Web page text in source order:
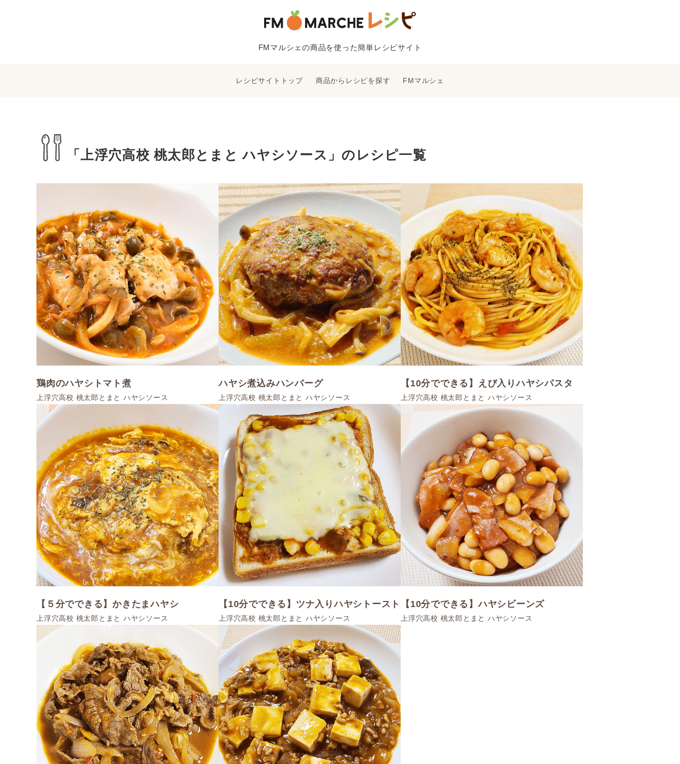
FMマルシェの商品を使った簡単レシピサイト
レシピサイトトップ 商品からレシピを探す FMマルシェ
「上浮穴高校 桃太郎とまと ハヤシソース」のレシピ一覧
鶏肉のハヤシトマト煮
上浮穴高校 桃太郎とまと ハヤシソース
ハヤシ煮込みハンバーグ
上浮穴高校 桃太郎とまと ハヤシソース
【10分でできる】えび入りハヤシパスタ
上浮穴高校 桃太郎とまと ハヤシソース
【５分でできる】かきたまハヤシ
上浮穴高校 桃太郎とまと ハヤシソース
【10分でできる】ツナ入りハヤシトースト
上浮穴高校 桃太郎とまと ハヤシソース
【10分でできる】ハヤシビーンズ
上浮穴高校 桃太郎とまと ハヤシソース